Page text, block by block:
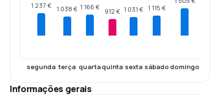
1 237 €
segunda
1 038 €
terça
1 166 €
quarta
912 €
quinta
1 031 €
sexta
1 115 €
sábado domingo
Informações gerais